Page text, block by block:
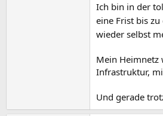
Ich bin in der
eine Frist bis
wieder selbst
Mein Heimnetz
Infrastruktur,
Und gerade